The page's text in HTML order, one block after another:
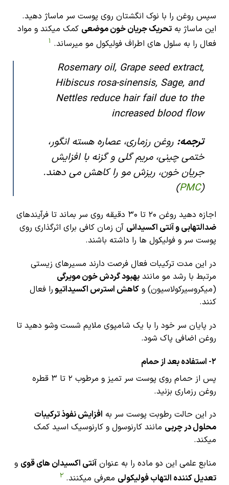
سپس روغن را با نوک انگشتان روی پوست سر ماساژ دهید.
این ماساژ به تحریک جریان خون موضعی کمک میکند و مواد
فعال را به سلول های اطراف فولیکول مو میرساند. 1
Rosemary oil, Grape seed extract,
Hibiscus rosa-sinensis, Sage, and
Nettles reduce hair fail due to the
increased blood flow
ترجمه: روغن رزماری، عصاره هسته انگور،
ختمی چینی، مریم گلی و گزنه با افزایش
جریان خون، ریزش مو را کاهش می دهند.
(
PMC
)
اجازه دهید روغن ۲۰ تا ۳۰ دقیقه روی سر بماند تا فرآیندهای
ضدالتهابی و آنتی اکسیدانی آن زمان کافی برای اثرگذاری روی
پوست سر و فولیکول ها را داشته باشند.
در این مدت ترکیبات فعال فرصت دارند مسیرهای زیستی
مرتبط با رشد مو مانند بهبود گردش خون مویرگی
(میکروسیرکولاسیون) و کاهش استرس اکسیداتیورا فعال
کنند.
در پایان سر خود را با یک شامپوی ملایم شست وشو دهید تا
روغن اضافی پاک شود.
2- استفاده بعد از حمام
پس از حمام روی پوست سر تمیز و مرطوب ۲ تا ۳ قطره
روغن رزماری بزنید.
در این حالت رطوبت پوست سر به افزایش نفوذ ترکیبات
محلول در چربی مانند کارنوسول و کارنوسیک اسید کمک
میکند.
منابع علمی این دو ماده را به عنوان آنتی اکسیدان های قوی و
تعدیل کننده التهاب فولیکولی معرفی میکنند. 2